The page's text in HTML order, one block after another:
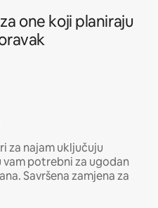
one koji planiraju
za najam uključuju
vam potrebni za ugodan
Savršena zamjena za